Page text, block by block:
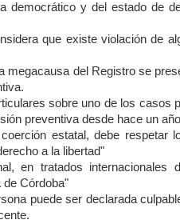
democrático y del estado de
que existe violación de
megacausa del Registro se
sobre uno de los casos
preventiva desde hace un
estatal, debe respetar
a la libertad"
en tratados internacionales
de Córdoba"
puede ser declarada